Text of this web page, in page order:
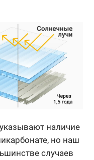
наличие
но наш
случаев